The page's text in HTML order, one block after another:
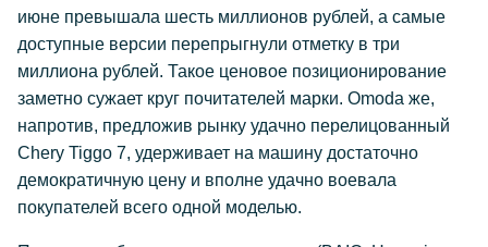
июне превышала шесть миллионов рублей, а самые
доступные версии перепрыгнули отметку в три
миллиона рублей. Такое ценовое позиционирование
заметно сужает круг почитателей марки. Omoda же,
напротив, предложив рынку удачно перелицованный
Chery Tiggo 7, удерживает на машину достаточно
демократичную цену и вполне удачно воевала
покупателей всего одной моделью.